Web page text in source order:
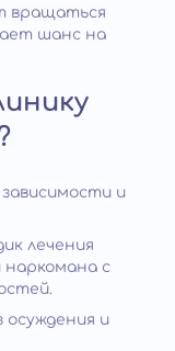
вращаться
шанс на
и
лечения
наркомана с
осуждения и